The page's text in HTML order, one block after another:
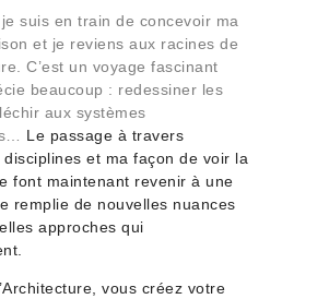
suis en train de concevoir ma
et je reviens aux racines de
C’est un voyage fascinant
beaucoup : redessiner les
aux systèmes
Le passage à travers
et ma façon de voir la
font maintenant revenir à une
remplie de nouvelles nuances
approches qui
vous créez votre